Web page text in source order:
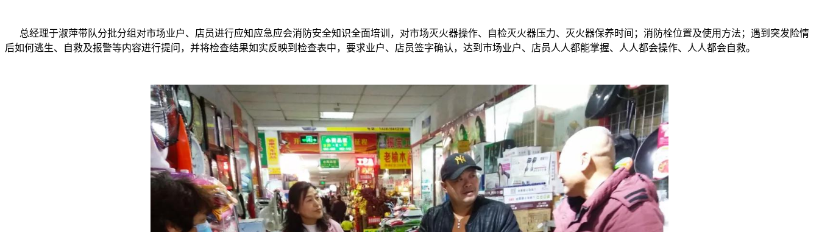
总经理于淑萍带队分批分组对市场业户、店员进行应知应急应会消防安全知识全面培训，对市场灭火器操作、自检灭火器压力、灭火器保养时间；消防栓位置及使用方法；遇到突发险情
后如何逃生、自救及报警等内容进行提问，并将检查结果如实反映到检查表中，要求业户、店员签字确认，达到市场业户、店员人人都能掌握、人人都会操作、人人都会自救。